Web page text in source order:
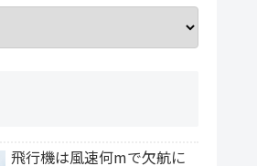
飛行機は風速何mで欠航に